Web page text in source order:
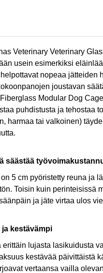
Veterinary Veterinary
usein esimerkiksi
nopeaa
joustavan
Modular Dog
puhdistusta ja tehostaa
harmaa tai valkoinen)
säästää
5 cm pyöristetty reuna ja
Toisin kuin perinteisissä
ja jäte virtaa ulos
kestävämpi
erittäin lujasta lasikuidusta
kestävää päivittäistä
vertaansa vailla